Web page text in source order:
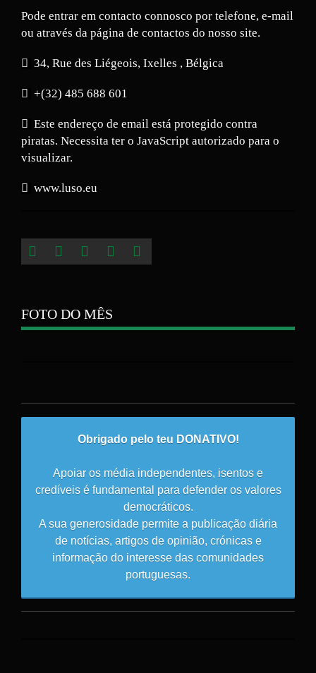
Pode entrar em contacto connosco por telefone, e-mail
ou através da página de contactos do nosso site.
34, Rue des Liégeois, Ixelles , Bélgica
+(32) 485 688 601
Este endereço de email está protegido contra
piratas. Necessita ter o JavaScript autorizado para o
visualizar.
www.luso.eu
FOTO DO MÊS
Obrigado pelo teu DONATIVO!
Apoiar os média independentes, isentos e
credíveis é fundamental para defender os valores
democráticos.
A sua generosidade permite a publicação diária
de notícias, artigos de opinião, crónicas e
informação do interesse das comunidades
portuguesas.